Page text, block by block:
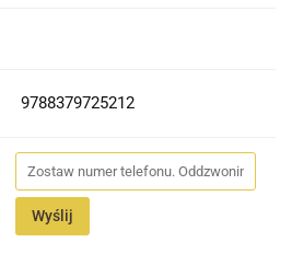
9788379725212
Wyślij